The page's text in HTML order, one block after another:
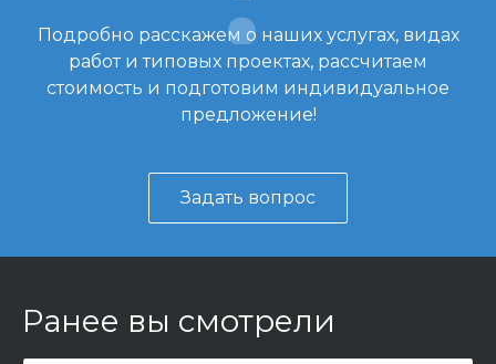
Подробно расскажем о наших услугах, видах
работ и типовых проектах, рассчитаем
стоимость и подготовим индивидуальное
предложение!
Задать вопрос
Ранее вы смотрели